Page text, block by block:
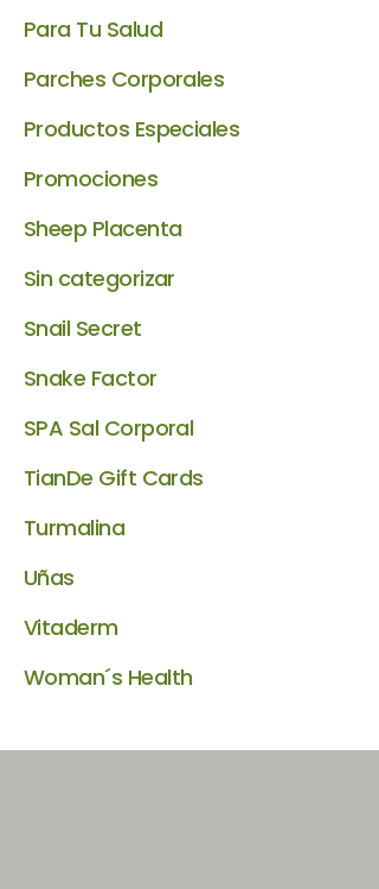
Para Tu Salud
Parches Corporales
Productos Especiales
Promociones
Sheep Placenta
Sin categorizar
Snail Secret
Snake Factor
SPA Sal Corporal
TianDe Gift Cards
Turmalina
Uñas
Vitaderm
Woman´s Health